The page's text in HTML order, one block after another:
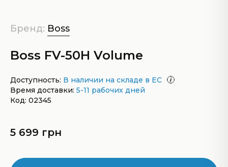
Бренд: Boss
Boss FV-50H Volume
Доступность: В наличии на складе в ЕС
Время доставки: 5-11 рабочих дней
Код: 02345
5 699 грн